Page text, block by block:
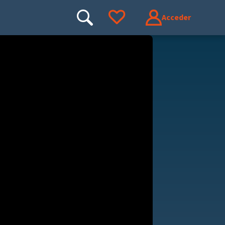
Buscar Ir a tus favoritosAcceder